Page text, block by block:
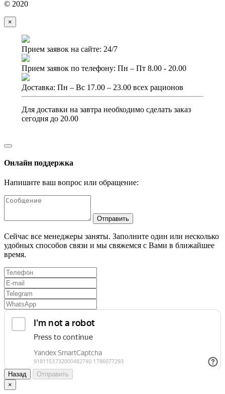
© 2020
×
Прием заявок на сайте: 24/7
Прием заявок по телефону: Пн – Пт 8.00 - 20.00
Доставка: Пн – Вс 17.00 – 23.00 всех рационов
Для доставки на завтра необходимо сделать заказ
сегодня до 20.00
Онлайн поддержка
Напишите ваш вопрос или обращение:
Отправить
Сейчас все менеджеры заняты. Заполните один или несколько
удобных способов связи и мы свяжемся с Вами в ближайшее
время.
Назад
Отправить
×